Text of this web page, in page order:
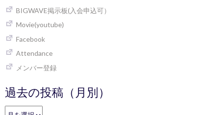
BIGWAVE掲示板(入会申込可）
Movie(youtube)
Facebook
Attendance
メンバー登録
過去の投稿（月別）
過